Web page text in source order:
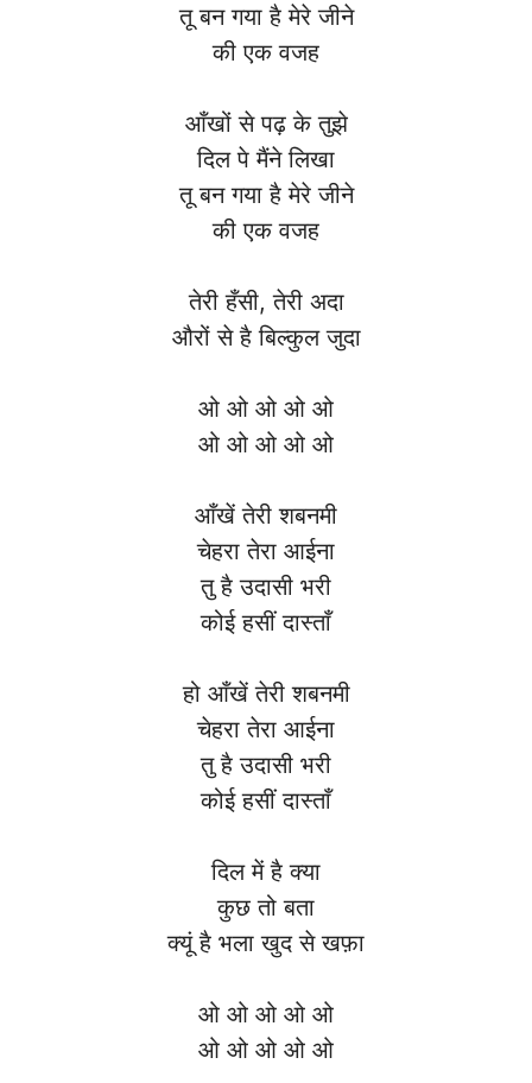
तू बन गया है मेरे जीने
की एक वजह
आँखों से पढ़ के तुझे
दिल पे मैंने लिखा
तू बन गया है मेरे जीने
की एक वजह
तेरी हँसी, तेरी अदा
औरों से है बिल्कुल जुदा
ओ ओ ओ ओ ओ
ओ ओ ओ ओ ओ
आँखें तेरी शबनमी
चेहरा तेरा आईना
तु है उदासी भरी
कोई हसीं दास्ताँ
हो आँखें तेरी शबनमी
चेहरा तेरा आईना
तु है उदासी भरी
कोई हसीं दास्ताँ
दिल में है क्या
कुछ तो बता
क्यूं है भला खुद से खफ़ा
ओ ओ ओ ओ ओ
ओ ओ ओ ओ ओ